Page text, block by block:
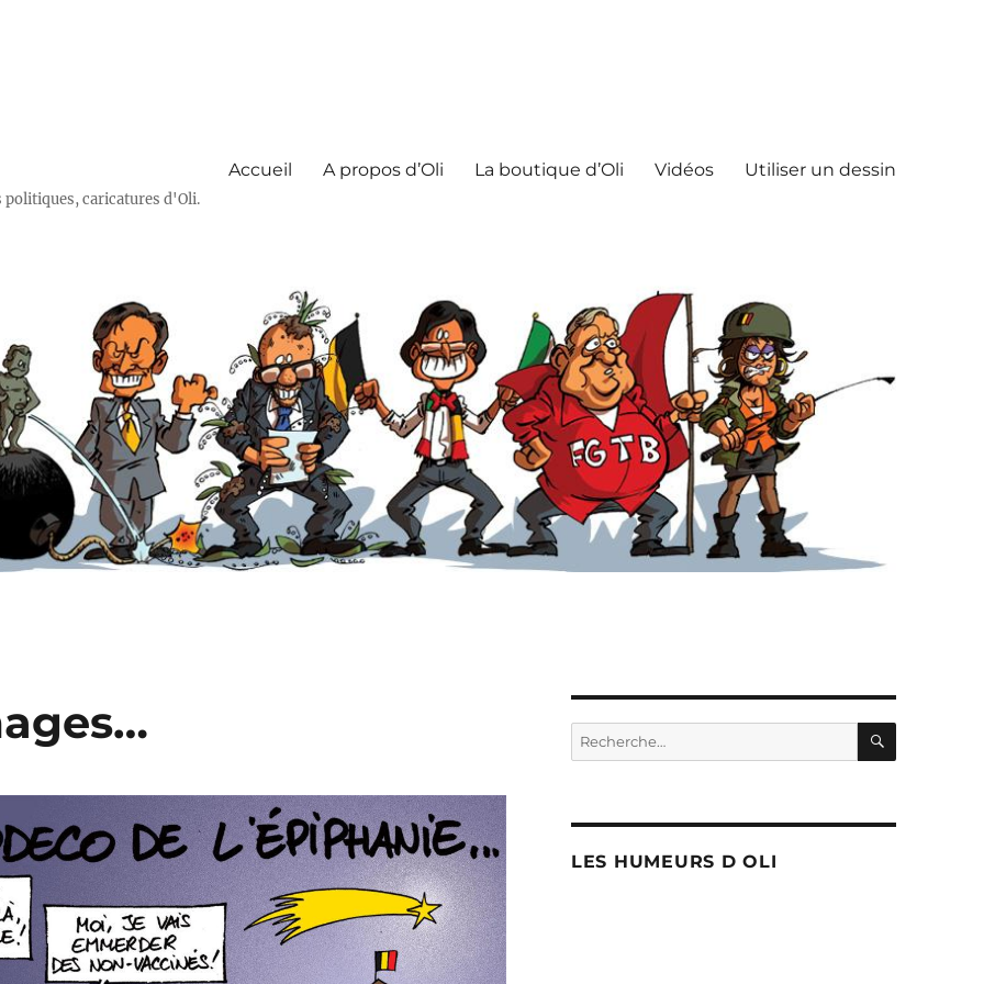
caricatures d'Oli.
Accueil A propos d’Oli La boutique d’Oli Vidéos Utiliser un dessin
Recherche
pour :
LES HUMEURS D OLI